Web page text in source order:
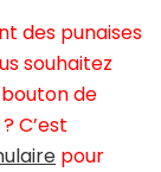
des punaises
souhaitez
de
C’est
pour